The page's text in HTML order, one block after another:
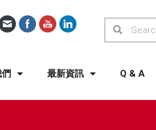
最新資訊 Q & A